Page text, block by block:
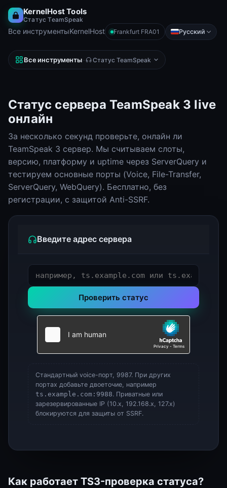
KernelHost Tools
Статус TeamSpeak
Все инструментыKernelHost Frankfurt FRA01 Русский
Все инструменты · Статус TeamSpeak
Статус сервера TeamSpeak 3 live
онлайн
За несколько секунд проверьте, онлайн ли
TeamSpeak 3 сервер. Мы считываем слоты,
версию, платформу и uptime через ServerQuery и
тестируем основные порты (Voice, File-Transfer,
ServerQuery, WebQuery). Бесплатно, без
регистрации, с защитой Anti-SSRF.
Введите адрес сервера
Проверить статус
Стандартный voice-порт, 9987. При других
портах добавьте двоеточие, например
ts.example.com:9988. Приватные или
зарезервированные IP (10.x, 192.168.x, 127.x)
блокируются для защиты от SSRF.
Как работает TS3-проверка статуса?